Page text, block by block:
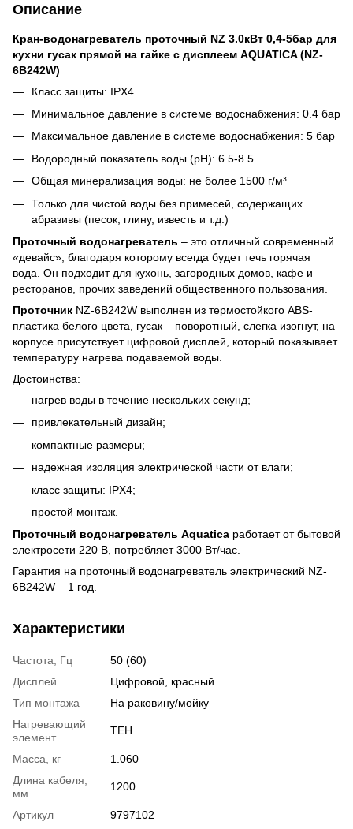
Описание
Кран-водонагреватель проточный NZ 3.0кВт 0,4-5бар для
кухни гусак прямой на гайке с дисплеем AQUATICA (NZ-
6B242W)
Класс защиты: IPX4
Минимальное давление в системе водоснабжения: 0.4 бар
Максимальное давление в системе водоснабжения: 5 бар
Водородный показатель воды (pH): 6.5-8.5
Общая минерализация воды: не более 1500 г/м³
Только для чистой воды без примесей, содержащих
абразивы (песок, глину, известь и т.д.)
Проточный водонагреватель – это отличный современный
«девайс», благодаря которому всегда будет течь горячая
вода. Он подходит для кухонь, загородных домов, кафе и
ресторанов, прочих заведений общественного пользования.
Проточник NZ-6B242W выполнен из термостойкого ABS-
пластика белого цвета, гусак – поворотный, слегка изогнут, на
корпусе присутствует цифровой дисплей, который показывает
температуру нагрева подаваемой воды.
Достоинства:
нагрев воды в течение нескольких секунд;
привлекательный дизайн;
компактные размеры;
надежная изоляция электрической части от влаги;
класс защиты: IPX4;
простой монтаж.
Проточный водонагреватель Aquatica работает от бытовой
электросети 220 В, потребляет 3000 Вт/час.
Гарантия на проточный водонагреватель электрический NZ-
6B242W – 1 год.
Характеристики
Частота, Гц
50 (60)
Дисплей
Цифровой, красный
Тип монтажа
На раковину/мойку
Нагревающий
элемент
ТЕН
Масса, кг
1.060
Длина кабеля,
мм
1200
Артикул
9797102